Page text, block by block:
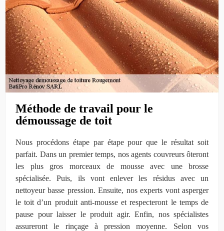
Méthode de travail pour le
démoussage de toit
Nous procédons étape par étape pour que le résultat soit
parfait. Dans un premier temps, nos agents couvreurs ôteront
les plus gros morceaux de mousse avec une brosse
spécialisée. Puis, ils vont enlever les résidus avec un
nettoyeur basse pression. Ensuite, nos experts vont asperger
le toit d’un produit anti-mousse et respecteront le temps de
pause pour laisser le produit agir. Enfin, nos spécialistes
assureront le rinçage à pression moyenne. Selon vos